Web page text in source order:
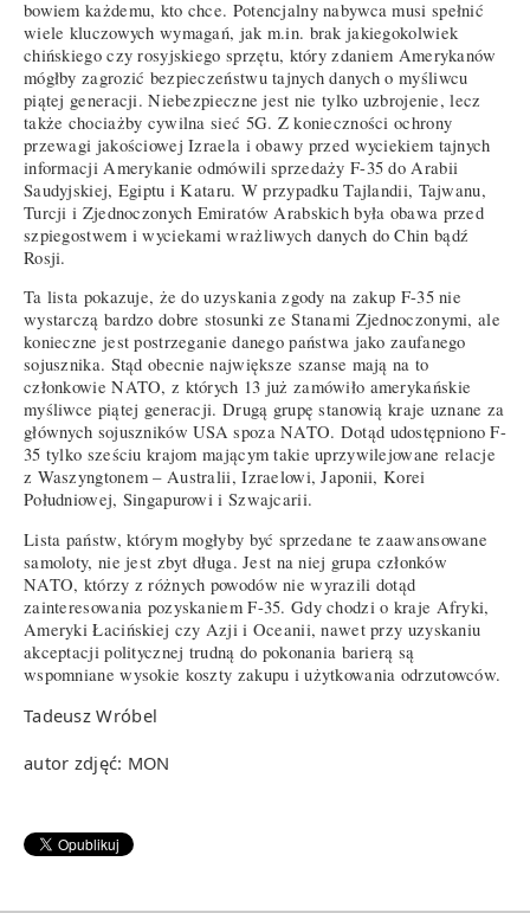
bowiem każdemu, kto chce. Potencjalny nabywca musi spełnić
wiele kluczowych wymagań, jak m.in. brak jakiegokolwiek
chińskiego czy rosyjskiego sprzętu, który zdaniem Amerykanów
mógłby zagrozić bezpieczeństwu tajnych danych o myśliwcu
piątej generacji. Niebezpieczne jest nie tylko uzbrojenie, lecz
także chociażby cywilna sieć 5G. Z konieczności ochrony
przewagi jakościowej Izraela i obawy przed wyciekiem tajnych
informacji Amerykanie odmówili sprzedaży F-35 do Arabii
Saudyjskiej, Egiptu i Kataru. W przypadku Tajlandii, Tajwanu,
Turcji i Zjednoczonych Emiratów Arabskich była obawa przed
szpiegostwem i wyciekami wrażliwych danych do Chin bądź
Rosji.
Ta lista pokazuje, że do uzyskania zgody na zakup F-35 nie
wystarczą bardzo dobre stosunki ze Stanami Zjednoczonymi, ale
konieczne jest postrzeganie danego państwa jako zaufanego
sojusznika. Stąd obecnie największe szanse mają na to
członkowie NATO, z których 13 już zamówiło amerykańskie
myśliwce piątej generacji. Drugą grupę stanowią kraje uznane za
głównych sojuszników USA spoza NATO. Dotąd udostępniono F-
35 tylko sześciu krajom mającym takie uprzywilejowane relacje
z Waszyngtonem – Australii, Izraelowi, Japonii, Korei
Południowej, Singapurowi i Szwajcarii.
Lista państw, którym mogłyby być sprzedane te zaawansowane
samoloty, nie jest zbyt długa. Jest na niej grupa członków
NATO, którzy z różnych powodów nie wyrazili dotąd
zainteresowania pozyskaniem F-35. Gdy chodzi o kraje Afryki,
Ameryki Łacińskiej czy Azji i Oceanii, nawet przy uzyskaniu
akceptacji politycznej trudną do pokonania barierą są
wspomniane wysokie koszty zakupu i użytkowania odrzutowców.
Tadeusz Wróbel
autor zdjęć: MON